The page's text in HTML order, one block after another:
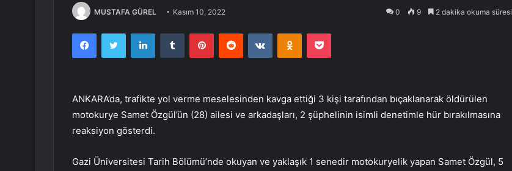
MUSTAFA GÜREL Kasım 10, 2022 0 9 2 dakika okuma süresi
FacebookTwitter LinkedInTumblr PinterestReddit VKontakteOdnoklassniki
Pocket
ANKARA’da, trafikte yol verme meselesinden kavga ettiği 3 kişi tarafından bıçaklanarak öldürülen
motokurye Samet Özgül’ün (28) ailesi ve arkadaşları, 2 şüphelinin isimli denetimle hür bırakılmasına
reaksiyon gösterdi.
Gazi Üniversitesi Tarih Bölümü’nde okuyan ve yaklaşık 1 senedir motokuryelik yapan Samet Özgül, 5